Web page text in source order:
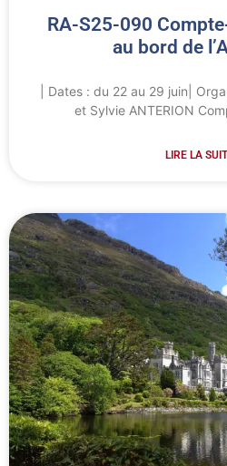
RA-S25-090
au bord de
| Dates : du 22 au 29 juin|
et Sylvie ANTERION
LIRE LA